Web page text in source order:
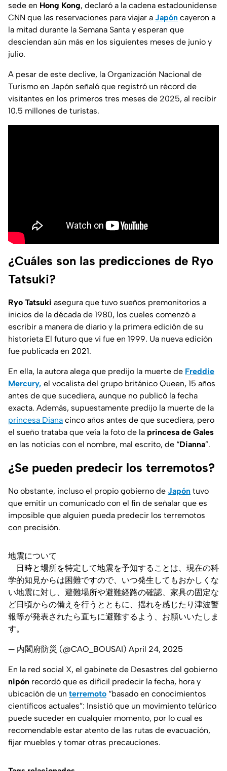
sede en Hong Kong, declaró a la cadena estadounidense
CNN que las reservaciones para viajar a Japón cayeron a
la mitad durante la Semana Santa y esperan que
desciendan aún más en los siguientes meses de junio y
julio.
A pesar de este declive, la Organización Nacional de
Turismo en Japón señaló que registró un récord de
visitantes en los primeros tres meses de 2025, al recibir
10.5 millones de turistas.
¿Cuáles son las predicciones de Ryo
Tatsuki?
Ryo Tatsuki asegura que tuvo sueños premonitorios a
inicios de la década de 1980, los cueles comenzó a
escribir a manera de diario y la primera edición de su
historieta El futuro que vi fue en 1999. Ua nueva edición
fue publicada en 2021.
En ella, la autora alega que predijo la muerte de Freddie
Mercury, el vocalista del grupo británico Queen, 15 años
antes de que sucediera, aunque no publicó la fecha
exacta. Además, supuestamente predijo la muerte de la
princesa Diana cinco años antes de que sucediera, pero
el sueño trataba que veía la foto de la princesa de Gales
en las noticias con el nombre, mal escrito, de “Dianna”.
¿Se pueden predecir los terremotos?
No obstante, incluso el propio gobierno de Japón tuvo
que emitir un comunicado con el fin de señalar que es
imposible que alguien pueda predecir los terremotos
con precisión.
地震について
日時と場所を特定して地震を予知することは、現在の科
学的知見からは困難ですので、いつ発生してもおかしくな
い地震に対し、避難場所や避難経路の確認、家具の固定な
ど日頃からの備えを行うとともに、揺れを感じたり津波警
報等が発表されたら直ちに避難するよう、お願いいたしま
す。
— 内閣府防災 (@CAO_BOUSAI) April 24, 2025
En la red social X, el gabinete de Desastres del gobierno
nipón recordó que es difícil predecir la fecha, hora y
ubicación de un terremoto “basado en conocimientos
científicos actuales”: Insistió que un movimiento telúrico
puede suceder en cualquier momento, por lo cual es
recomendable estar atento de las rutas de evacuación,
fijar muebles y tomar otras precauciones.